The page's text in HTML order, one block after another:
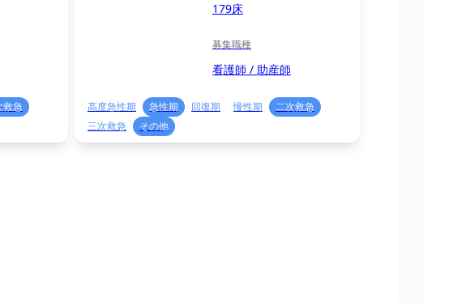
救急
179床
募集職種
看護師 / 助産師
高度急性期 急性期 回復期 慢性期
二次救急
三次救急
その他